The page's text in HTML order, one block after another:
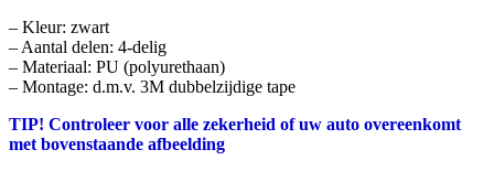
– Kleur: zwart
– Aantal delen: 4-delig
– Materiaal: PU (polyurethaan)
– Montage: d.m.v. 3M dubbelzijdige tape
TIP! Controleer voor alle zekerheid of uw auto overeenkomt
met bovenstaande afbeelding